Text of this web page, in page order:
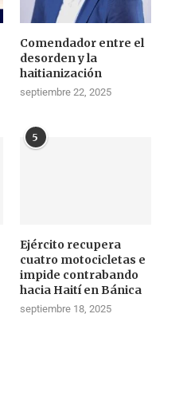
Comendador entre el
desorden y la
haitianización
septiembre 22, 2025
5
Ejército recupera
cuatro motocicletas e
impide contrabando
hacia Haití en Bánica
septiembre 18, 2025